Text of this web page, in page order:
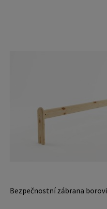
Bezpečnostní zábrana